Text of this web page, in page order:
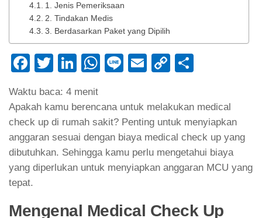
1. Jenis Pemeriksaan
2. Tindakan Medis
3. Berdasarkan Paket yang Dipilih
Facebook
TwitterLinkedIn
WhatsApp
LineEmailCopy
Waktu baca: 4 menit
Apakah kamu berencana untuk melakukan medical
check up di rumah sakit? Penting untuk menyiapkan
anggaran sesuai dengan biaya medical check up yang
dibutuhkan. Sehingga kamu perlu mengetahui biaya
yang diperlukan untuk menyiapkan anggaran MCU yang
tepat.
Mengenal Medical Check Up